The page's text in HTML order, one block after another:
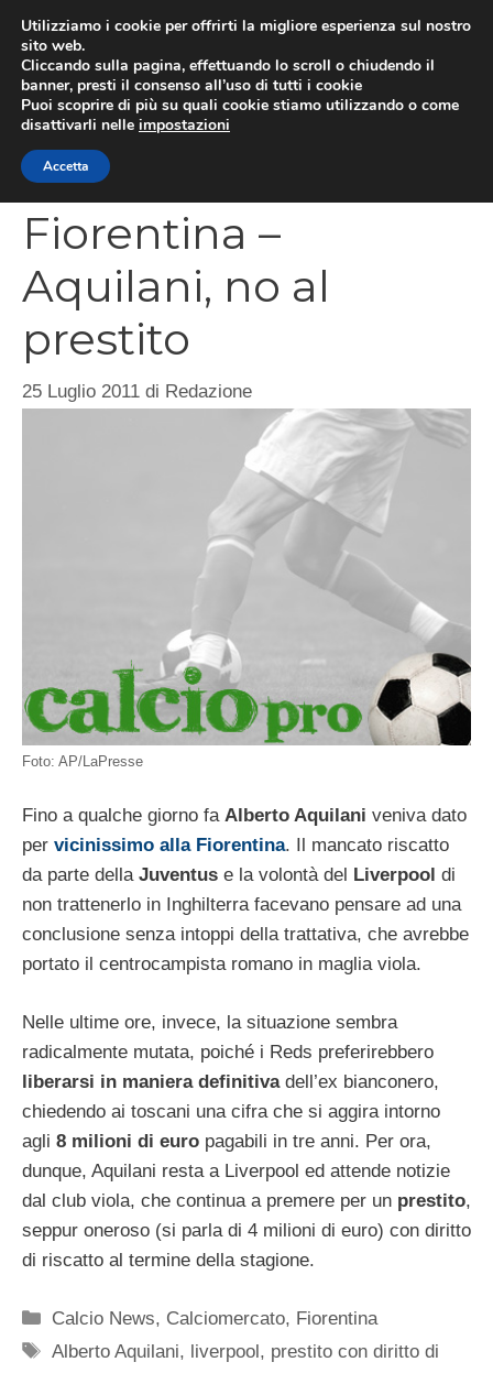
contenuto
Fiorentina –
Aquilani, no al
prestito
25 Luglio 2011 di Redazione
Foto: AP/LaPresse
Fino a qualche giorno fa Alberto Aquilani veniva dato
per vicinissimo alla Fiorentina. Il mancato riscatto
da parte della Juventus e la volontà del Liverpool di
non trattenerlo in Inghilterra facevano pensare ad una
conclusione senza intoppi della trattativa, che avrebbe
portato il centrocampista romano in maglia viola.
Nelle ultime ore, invece, la situazione sembra
radicalmente mutata, poiché i Reds preferirebbero
liberarsi in maniera definitivadell’ex bianconero,
chiedendo ai toscani una cifra che si aggira intorno
agli 8 milioni di euro pagabili in tre anni. Per ora,
dunque, Aquilani resta a Liverpool ed attende notizie
dal club viola, che continua a premere per un prestito,
seppur oneroso (si parla di 4 milioni di euro) con diritto
di riscatto al termine della stagione.
Categorie
Calcio News, Calciomercato, Fiorentina
Tag
Alberto Aquilani, liverpool, prestito con diritto di
Utilizziamo i cookie per offrirti la migliore esperienza sul nostro
sito web.
Cliccando sulla pagina, effettuando lo scroll o chiudendo il
banner, presti il consenso all’uso di tutti i cookie
Puoi scoprire di più su quali cookie stiamo utilizzando o come
disattivarli nelle impostazioni
Accetta